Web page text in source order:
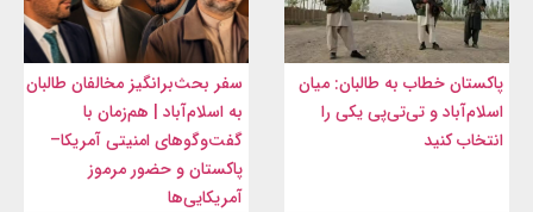
پاکستان خطاب به طالبان: میان
اسلام‌آباد و تی‌تی‌پی یکی را
انتخاب کنید
سفر بحث‌برانگیز مخالفان طالبان
به اسلام‌آباد | هم‌زمان با
گفت‌وگوهای امنیتی آمریکا–
پاکستان و حضور مرموز
آمریکایی‌ها